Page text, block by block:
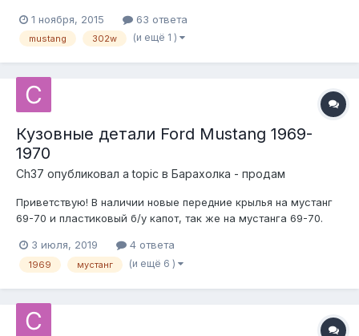
1 ноября, 2015 63 ответа
mustang 302w (и ещё 1 )
Кузовные детали Ford Mustang 1969-
1970
Ch37 опубликовал a topic в Барахолка - продам
Приветствую! В наличии новые передние крылья на мустанг
69-70 и пластиковый б/у капот, так же на мустанга 69-70.
краях, отдам за 30000. Николай 8-916-479-08-пять-три.
3 июля, 2019 4 ответа
1969 мустанг (и ещё 6 )